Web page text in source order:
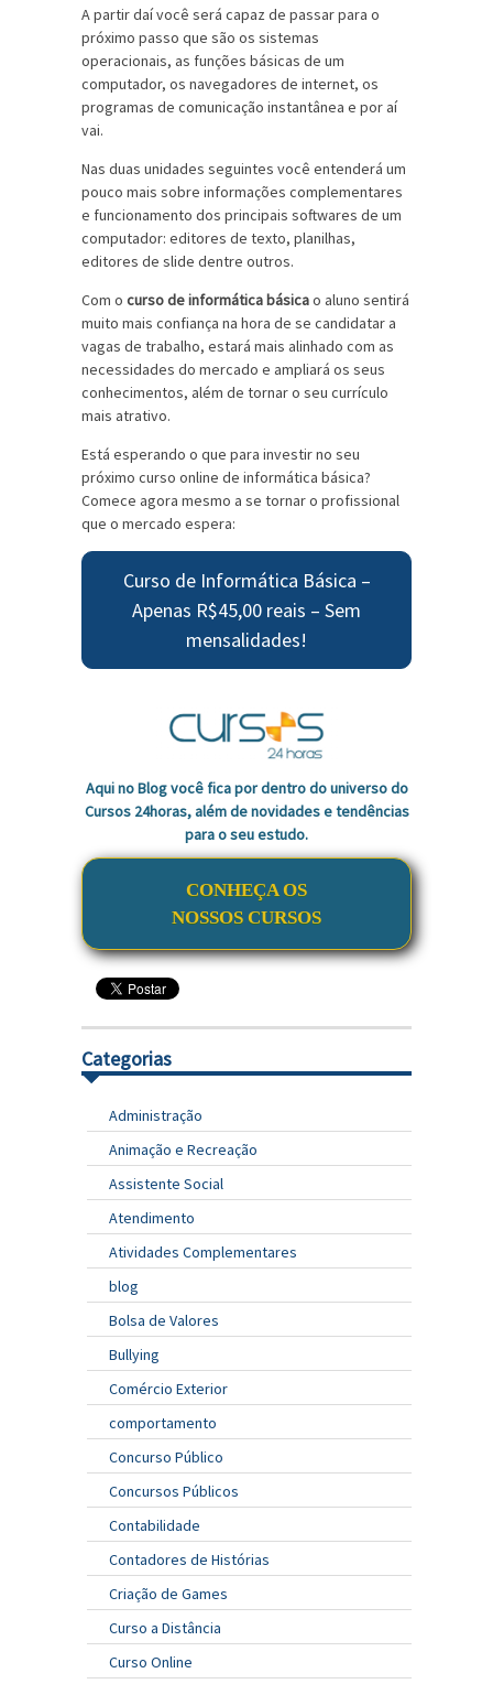
A partir daí você será capaz de passar para o
próximo passo que são os sistemas
operacionais, as funções básicas de um
computador, os navegadores de internet, os
programas de comunicação instantânea e por aí
vai.
Nas duas unidades seguintes você entenderá um
pouco mais sobre informações complementares
e funcionamento dos principais softwares de um
computador: editores de texto, planilhas,
editores de slide dentre outros.
Com o curso de informática básicao aluno sentirá
muito mais confiança na hora de se candidatar a
vagas de trabalho, estará mais alinhado com as
necessidades do mercado e ampliará os seus
conhecimentos, além de tornar o seu currículo
mais atrativo.
Está esperando o que para investir no seu
próximo curso online de informática básica?
Comece agora mesmo a se tornar o profissional
que o mercado espera:
Curso de Informática Básica –
Apenas R$45,00 reais – Sem
mensalidades!
Aqui no Blog você fica por dentro do universo do
Cursos 24horas, além de novidades e tendências
para o seu estudo.
CONHEÇA OS
NOSSOS CURSOS
Categorias
Administração
Animação e Recreação
Assistente Social
Atendimento
Atividades Complementares
blog
Bolsa de Valores
Bullying
Comércio Exterior
comportamento
Concurso Público
Concursos Públicos
Contabilidade
Contadores de Histórias
Criação de Games
Curso a Distância
Curso Online